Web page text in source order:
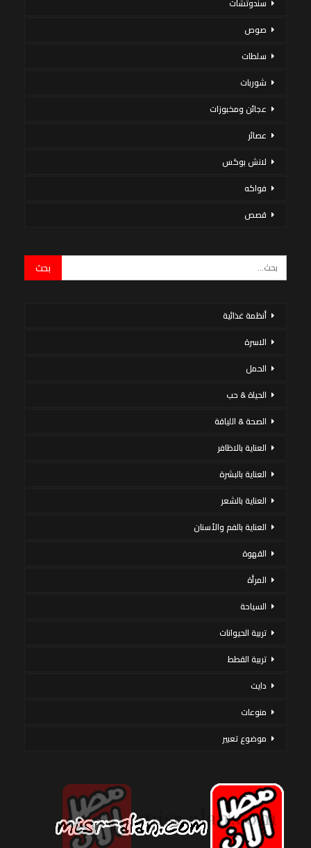
صوص
سلطات
شوربات
عجائن ومخبوزات
عصائر
لانش بوكس
فواكه
قصص
أنظمة غذائية
الاسرة
الحمل
الحياة & حب
الصحة & اللياقة
العناية بالاظافر
العناية بالبشرة
العناية بالشعر
العناية بالفم والأسنان
القهوة
المرأة
السياحة
تربية الحيوانات
تربية القطط
دايت
منوعات
موضوع تعبير